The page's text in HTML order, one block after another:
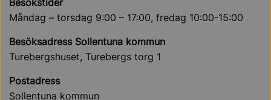
Besökstider
Måndag – torsdag 9:00 – 17:00, fredag 10:00-15:00
Besöksadress Sollentuna kommun
Turebergshuset, Turebergs torg 1
Postadress
Sollentuna kommun